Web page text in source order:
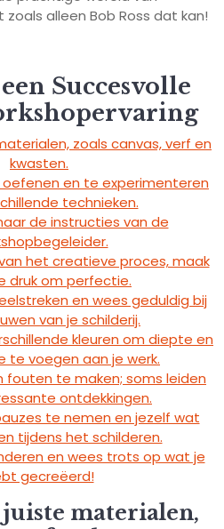
alleen Bob Ross dat kan!
Succesvolle
zoals canvas, verf en
kwasten.
en te experimenteren
technieken.
de instructies van de
het creatieve proces, maak
druk om perfectie.
en wees geduldig bij
van je schilderij.
kleuren om diepte en
te voegen aan je werk.
fouten te maken; soms leiden
ontdekkingen.
te nemen en jezelf wat
tijdens het schilderen.
en wees trots op wat je
gecreëerd!
materialen,